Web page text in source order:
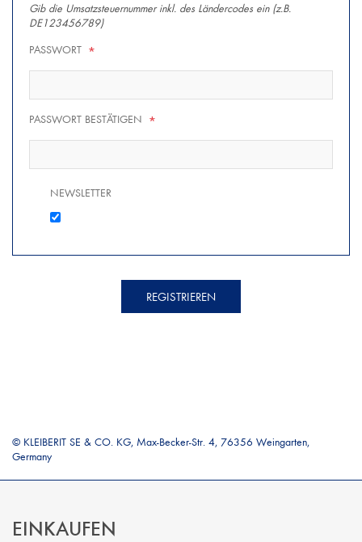
Gib die Umsatzsteuernummer inkl. des Ländercodes ein (z.B.
DE123456789)
PASSWORT *
PASSWORT BESTÄTIGEN *
NEWSLETTER
REGISTRIEREN
© KLEIBERIT SE & CO. KG, Max-Becker-Str. 4, 76356 Weingarten,
Germany
EINKAUFEN